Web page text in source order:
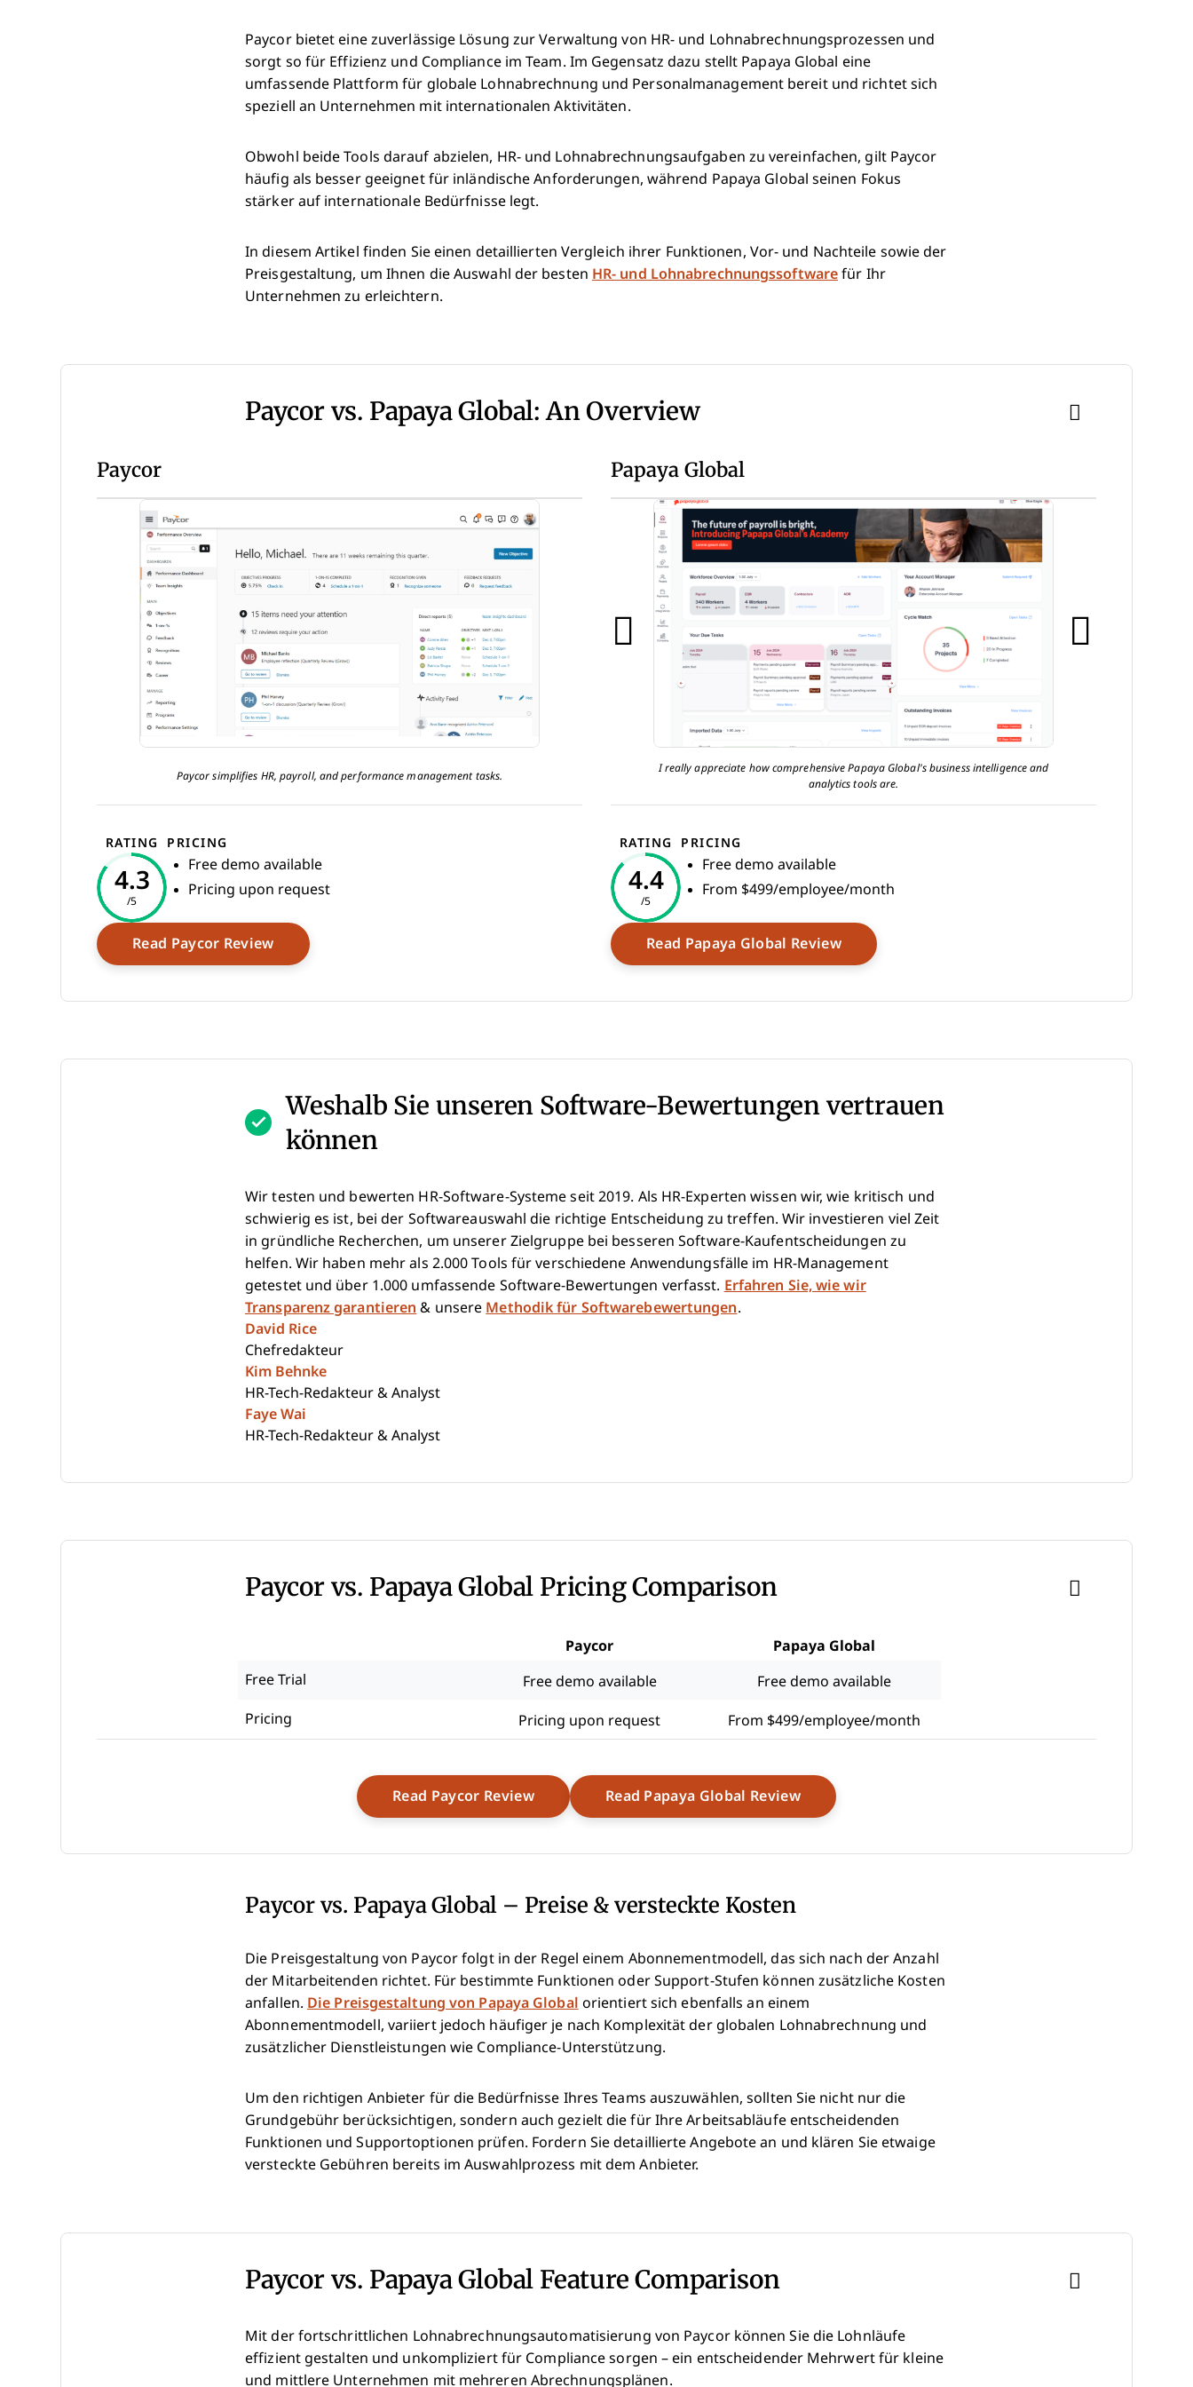
Paycor bietet eine zuverlässige Lösung zur Verwaltung von HR- und Lohnabrechnungsprozessen und
sorgt so für Effizienz und Compliance im Team. Im Gegensatz dazu stellt Papaya Global eine
umfassende Plattform für globale Lohnabrechnung und Personalmanagement bereit und richtet sich
speziell an Unternehmen mit internationalen Aktivitäten.
Obwohl beide Tools darauf abzielen, HR- und Lohnabrechnungsaufgaben zu vereinfachen, gilt Paycor
häufig als besser geeignet für inländische Anforderungen, während Papaya Global seinen Fokus
stärker auf internationale Bedürfnisse legt.
In diesem Artikel finden Sie einen detaillierten Vergleich ihrer Funktionen, Vor- und Nachteile sowie der
Preisgestaltung, um Ihnen die Auswahl der besten HR- und Lohnabrechnungssoftware für Ihr
Unternehmen zu erleichtern.
Paycor vs. Papaya Global: An Overview
Paycor
Paycor simplifies HR, payroll, and performance management tasks.
RATING
4.3
/5
PRICING
Free demo available
Pricing upon request
Read Paycor ReviewOpens New Window
Papaya Global
I really appreciate how comprehensive Papaya Global's business intelligence and
analytics tools are.
RATING
4.4
/5
PRICING
Free demo available
From $499/employee/month
Read Papaya Global ReviewOpens New Window
Weshalb Sie unseren Software-Bewertungen vertrauen
können
Wir testen und bewerten HR-Software-Systeme seit 2019. Als HR-Experten wissen wir, wie kritisch und
schwierig es ist, bei der Softwareauswahl die richtige Entscheidung zu treffen. Wir investieren viel Zeit
in gründliche Recherchen, um unserer Zielgruppe bei besseren Software-Kaufentscheidungen zu
helfen. Wir haben mehr als 2.000 Tools für verschiedene Anwendungsfälle im HR-Management
getestet und über 1.000 umfassende Software-Bewertungen verfasst. Erfahren Sie, wie wir
Transparenz garantieren & unsere Methodik für Softwarebewertungen.
David Rice
Chefredakteur
Kim Behnke
HR-Tech-Redakteur & Analyst
Faye Wai
HR-Tech-Redakteur & Analyst
Paycor vs. Papaya Global Pricing Comparison
Paycor Papaya Global
Free Trial Free demo available Free demo available
Pricing Pricing upon request From $499/employee/month
Read Paycor ReviewOpens New WindowRead Papaya Global ReviewOpens New Window
Paycor vs. Papaya Global – Preise & versteckte Kosten
Die Preisgestaltung von Paycor folgt in der Regel einem Abonnementmodell, das sich nach der Anzahl
der Mitarbeitenden richtet. Für bestimmte Funktionen oder Support-Stufen können zusätzliche Kosten
anfallen. Die Preisgestaltung von Papaya Global orientiert sich ebenfalls an einem
Abonnementmodell, variiert jedoch häufiger je nach Komplexität der globalen Lohnabrechnung und
zusätzlicher Dienstleistungen wie Compliance-Unterstützung.
Um den richtigen Anbieter für die Bedürfnisse Ihres Teams auszuwählen, sollten Sie nicht nur die
Grundgebühr berücksichtigen, sondern auch gezielt die für Ihre Arbeitsabläufe entscheidenden
Funktionen und Supportoptionen prüfen. Fordern Sie detaillierte Angebote an und klären Sie etwaige
versteckte Gebühren bereits im Auswahlprozess mit dem Anbieter.
Paycor vs. Papaya Global Feature Comparison
Mit der fortschrittlichen Lohnabrechnungsautomatisierung von Paycor können Sie die Lohnläufe
effizient gestalten und unkompliziert für Compliance sorgen – ein entscheidender Mehrwert für kleine
und mittlere Unternehmen mit mehreren Abrechnungsplänen.